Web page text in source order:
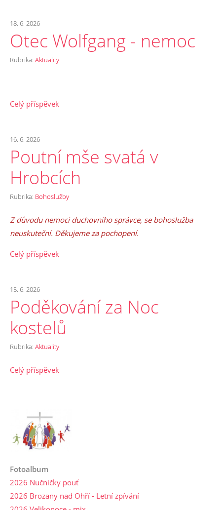
18. 6. 2026
Otec Wolfgang - nemoc
Rubrika: Aktuality
Celý příspěvek
16. 6. 2026
Poutní mše svatá v
Hrobcích
Rubrika: Bohoslužby
Z důvodu nemoci duchovního správce, se bohoslužba
neuskuteční. Děkujeme za pochopení.
Celý příspěvek
15. 6. 2026
Poděkování za Noc
kostelů
Rubrika: Aktuality
Celý příspěvek
Fotoalbum
2026 Nučničky pouť
2026 Brozany nad Ohří - Letní zpívání